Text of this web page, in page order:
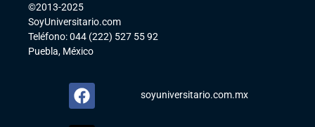
©2013-2025
SoyUniversitario.com
Teléfono: 044 (222) 527 55 92
Puebla, México
soyuniversitario.com.mx